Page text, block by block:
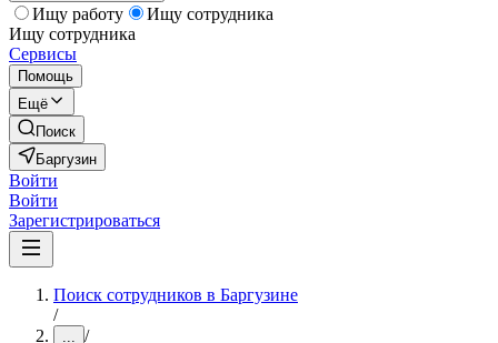
Ищу работу
Ищу сотрудника
Ищу сотрудника
Сервисы
Помощь
Ещё
Поиск
Баргузин
Войти
Войти
Зарегистрироваться
Поиск сотрудников в Баргузине
/
... /